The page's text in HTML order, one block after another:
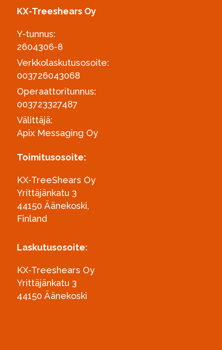
KX-Treeshears Oy
Y-tunnus:
2604306-8
Verkkolaskutusosoite:
003726043068
Operaattoritunnus:
003723327487
Välittäjä:
Apix Messaging Oy
Toimitusosoite:
KX-TreeShears Oy
Yrittäjänkatu 3
44150 Äänekoski,
Finland
Laskutusosoite:
KX-Treeshears Oy
Yrittäjänkatu 3
44150 Äänekoski